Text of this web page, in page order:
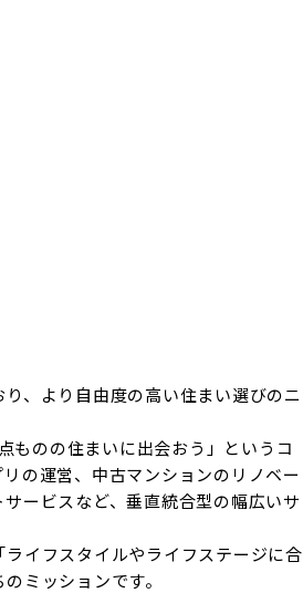
、より自由度の高い住まい選びのニ
ものの住まいに出会おう」というコ
の運営、中古マンションのリノベー
ービスなど、垂直統合型の幅広いサ
イフスタイルやライフステージに合
ミッションです。